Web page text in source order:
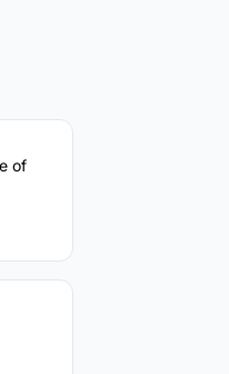
of